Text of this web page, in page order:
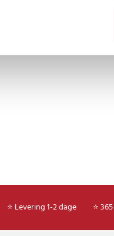
⭐ Levering 1-2 dage ⭐